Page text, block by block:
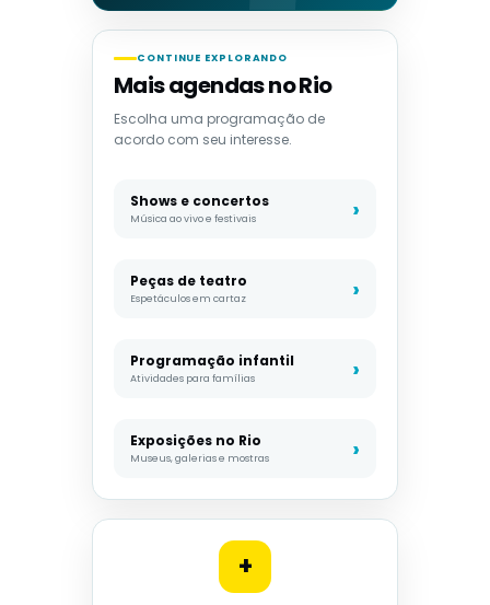
CONTINUE EXPLORANDO
Mais agendas no Rio
Escolha uma programação de
acordo com seu interesse.
Shows e concertos
Música ao vivo e festivais
Peças de teatro
Espetáculos em cartaz
Programação infantil
Atividades para famílias
Exposições no Rio
Museus, galerias e mostras
+